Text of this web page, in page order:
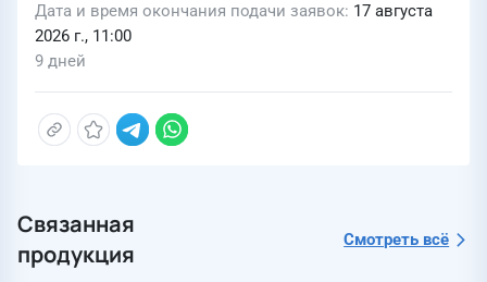
Дата и время окончания подачи заявок 17 августа
2026 г., 11:00
9 дней
Связанная
продукция
Смотреть всё